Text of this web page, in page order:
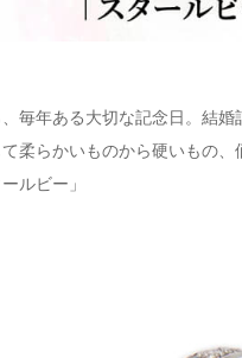
毎年ある大切な記念日。結
柔らかいものから硬いもの
ルビー」